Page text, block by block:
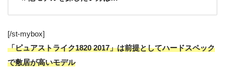
[/st-mybox]
「ピュアストライク1820 2017」は前提としてハードスペック
で敷居が高いモデル